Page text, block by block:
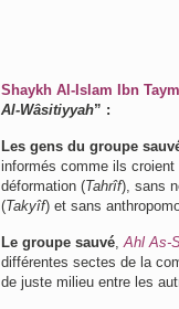
Shaykh Al-Islam Ibn
Al-Wâsitiyyah” :
Les gens du groupe
informés comme ils
déformation (Tahrîf), sans
(Takyîf) et sans
Le groupe sauvé,Ahl As-
différentes sectes de la
de juste milieu entre les